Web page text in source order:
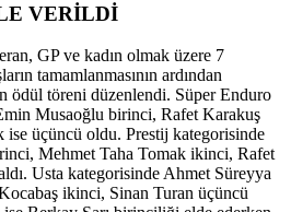
VERİLDİ
GP ve kadın olmak üzere 7
tamamlanmasının ardından
ödül töreni düzenlendi. Süper Enduro
Musaoğlu birinci, Rafet Karakuş
üçüncü oldu. Prestij kategorisinde
Mehmet Taha Tomak ikinci, Rafet
Usta kategorisinde Ahmet Süreyya
ikinci, Sinan Turan üçüncü